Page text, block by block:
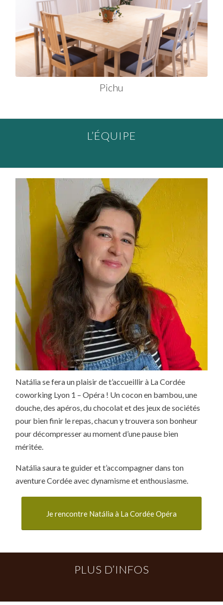
Pichu
L’ÉQUIPE
Natália se fera un plaisir de t’accueillir à La Cordée
coworking Lyon 1 – Opéra ! Un cocon en bambou, une
douche, des apéros, du chocolat et des jeux de sociétés
pour bien finir le repas, chacun y trouvera son bonheur
pour décompresser au moment d’une pause bien
méritée.
Natália saura te guider et t’accompagner dans ton
aventure Cordée avec dynamisme et enthousiasme.
Je rencontre Natália à La Cordée Opéra
PLUS D’INFOS